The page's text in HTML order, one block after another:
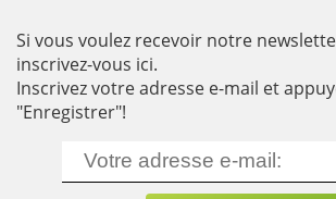
Si vous voulez recevoir notre
inscrivez-vous ici.
Inscrivez votre adresse e-mail et
"Enregistrer"!